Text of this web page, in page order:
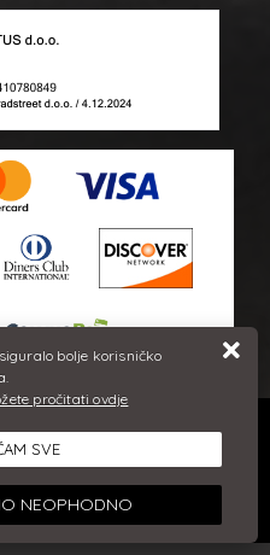
uključuju PDV. Trudimo se dati
tome, ne možemo
i slike u potpunosti točni.
pogreške nastale u opisu
te promjene cijena.
bolje korisničko
pročitati ovdje
SVE
NEOPHODNO